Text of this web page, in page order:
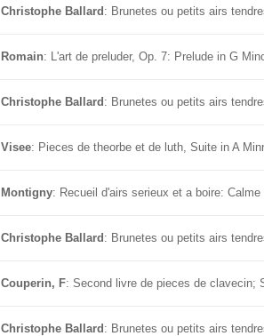
Christophe Ballard : Brunetes ou petits airs
Romain: L'art de preluder, Op. 7: Prelude in G
Christophe Ballard : Brunetes ou petits airs
Visee: Pieces de theorbe et de luth, Suite in A
Montigny: Recueil d'airs serieux et a boire:
Christophe Ballard : Brunetes ou petits airs
Couperin, F: Second livre de pieces de clavecin;
Christophe Ballard : Brunetes ou petits airs